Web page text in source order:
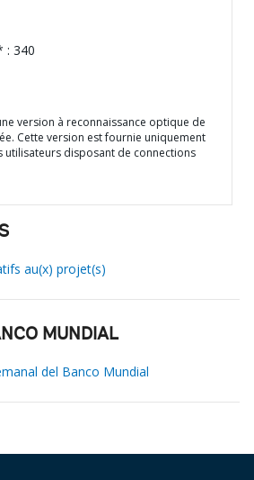
: 340
version à reconnaissance optique de
Cette version est fournie uniquement
disposant de connections
au(x) projet(s)
MUNDIAL
del Banco Mundial